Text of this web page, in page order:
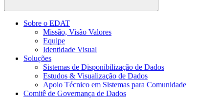
Buscar
Sobre o EDAT
Missão, Visão Valores
Equipe
Identidade Visual
Soluções
Sistemas de Disponibilização de Dados
Estudos & Visualização de Dados
Apoio Técnico em Sistemas para Comunidade
Comitê de Governança de Dados